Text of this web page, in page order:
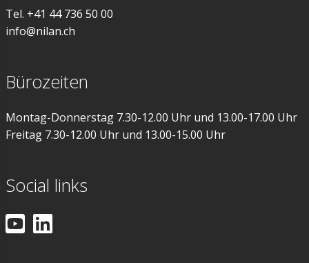
Tel. +41 44 736 50 00
info@nilan.ch
Bürozeiten
Montag-Donnerstag 7.30-12.00 Uhr und 13.00-17.00 Uhr
Freitag 7.30-12.00 Uhr und 13.00-15.00 Uhr
Social links